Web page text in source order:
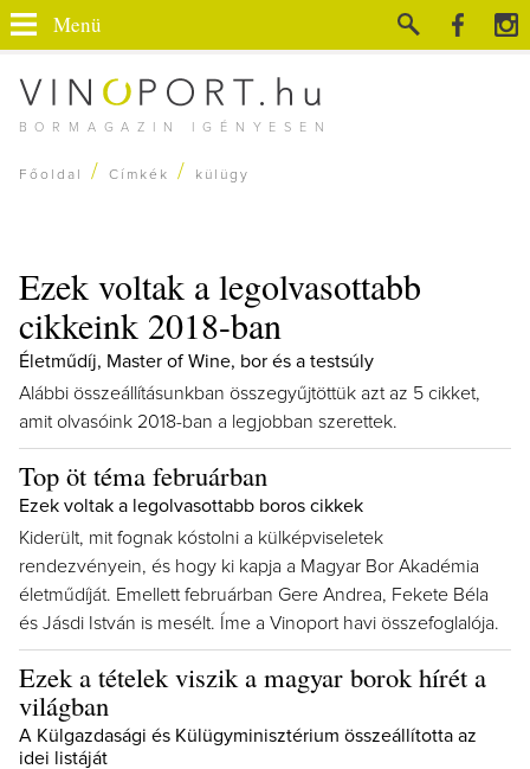
BORMAGAZIN IGÉNYESEN
Menü
Főoldal / Címkék / külügy
Ezek voltak a legolvasottabb
cikkeink 2018-ban
Életműdíj, Master of Wine, bor és a testsúly
Alábbi összeállításunkban összegyűjtöttük azt az 5 cikket,
amit olvasóink 2018-ban a legjobban szerettek.
Top öt téma februárban
Ezek voltak a legolvasottabb boros cikkek
Kiderült, mit fognak kóstolni a külképviseletek
rendezvényein, és hogy ki kapja a Magyar Bor Akadémia
életműdíját. Emellett februárban Gere Andrea, Fekete Béla
és Jásdi István is mesélt. Íme a Vinoport havi összefoglalója.
Ezek a tételek viszik a magyar borok hírét a
világban
A Külgazdasági és Külügyminisztérium összeállította az
idei listáját